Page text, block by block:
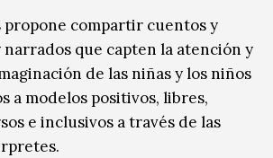
compartir cuentos y
narrados que capten la atención y
de las niñas y los niños
a modelos positivos, libres,
e inclusivos a través de las